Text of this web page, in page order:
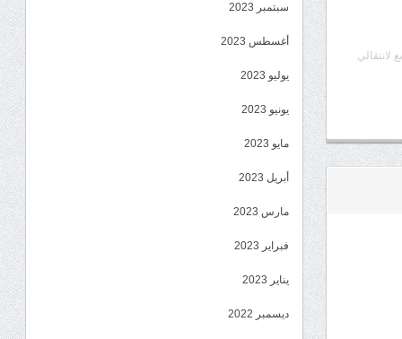
لانتقالي
سبتمبر 2023
أغسطس 2023
يوليو 2023
يونيو 2023
مايو 2023
أبريل 2023
مارس 2023
فبراير 2023
يناير 2023
ديسمبر 2022